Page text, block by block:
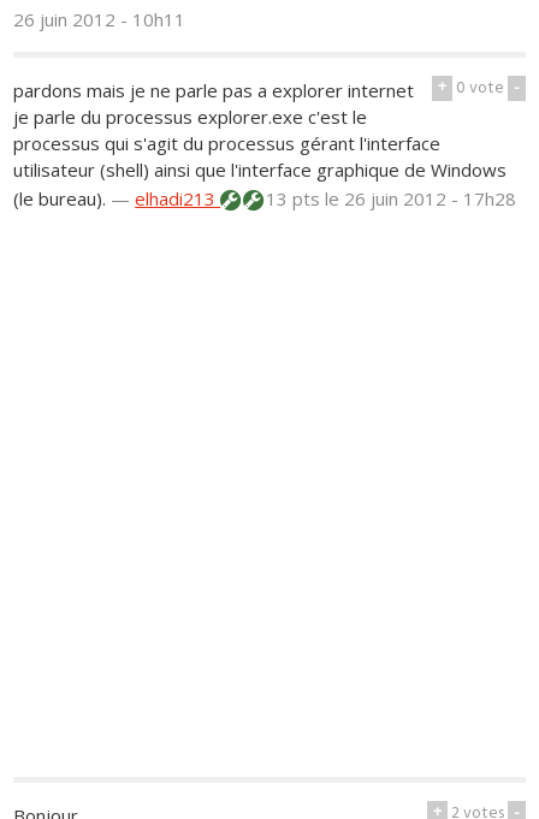
26 juin 2012 - 10h11
+ 0vote -
pardons mais je ne parle pas a explorer internet
je parle du processus explorer.exe c'est le
processus qui s'agit du processus gérant l'interface
utilisateur (shell) ainsi que l'interface graphique de Windows
(le bureau). —elhadi213 13 ptsle 26 juin 2012 - 17h28
+ 2votes -